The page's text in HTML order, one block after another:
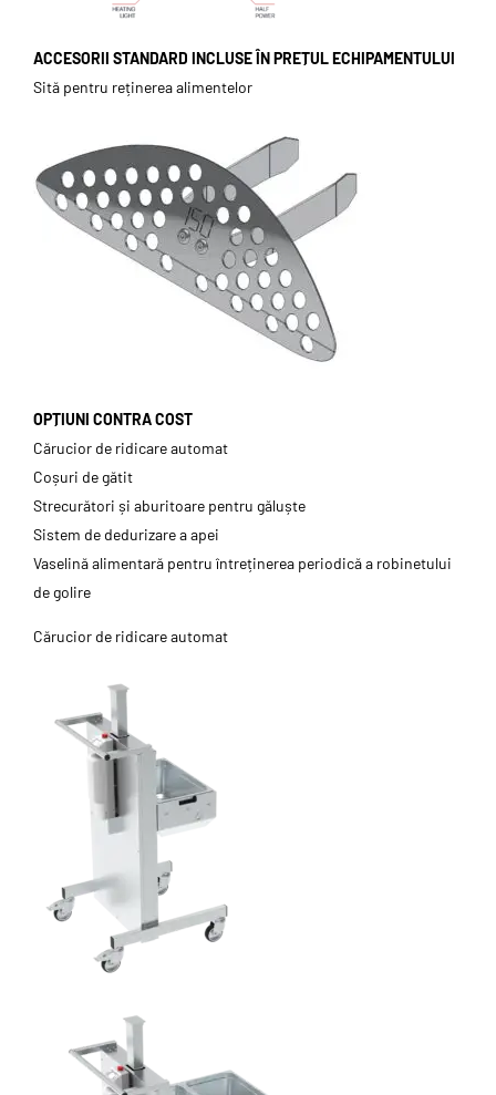
ACCESORII STANDARD INCLUSE ÎN PREȚUL ECHIPAMENTULUI
Sită pentru reținerea alimentelor
OPȚIUNI CONTRA COST
Cărucior de ridicare automat
Coșuri de gătit
Strecurători și aburitoare pentru găluște
Sistem de dedurizare a apei
Vaselină alimentară pentru întreținerea periodică a robinetului
de golire
Cărucior de ridicare automat